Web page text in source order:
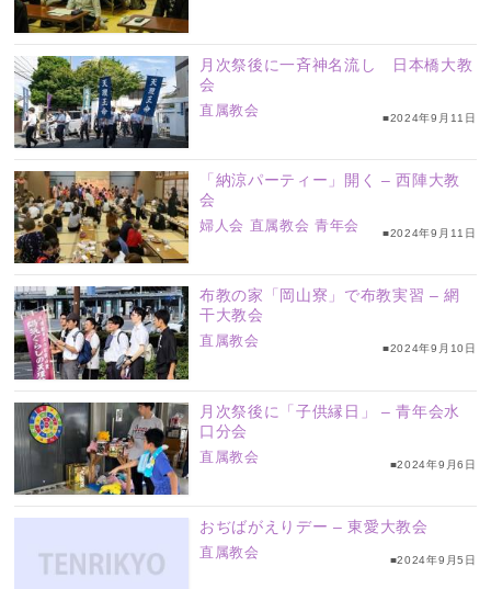
月次祭後に一斉神名流し 日本橋大教
会
直属教会
■2024年9月11日
「納涼パーティー」開く – 西陣大教
会
婦人会 直属教会 青年会 ■2024年9月11日
布教の家「岡山寮」で布教実習 – 網
干大教会
直属教会
■2024年9月10日
月次祭後に「子供縁日」 – 青年会水
口分会
直属教会
■2024年9月6日
おぢばがえりデー – 東愛大教会
直属教会
■2024年9月5日